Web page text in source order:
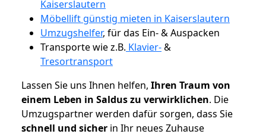
Kaiserslautern
Möbellift günstig mieten in Kaiserslautern
Umzugshelfer, für das Ein- & Auspacken
Transporte wie z.B. Klavier-&
Tresortransport
Lassen Sie uns Ihnen helfen, Ihren Traum von
einem Leben in Saldus zu verwirklichen. Die
Umzugspartner werden dafür sorgen, dass Sie
schnell und sicher in Ihr neues Zuhause